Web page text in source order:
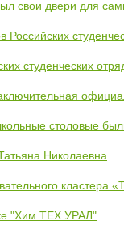
свои двери для
Российских
студенческих
столовые
Николаевна
кластера
"Хим ТЕХ УРАЛ"